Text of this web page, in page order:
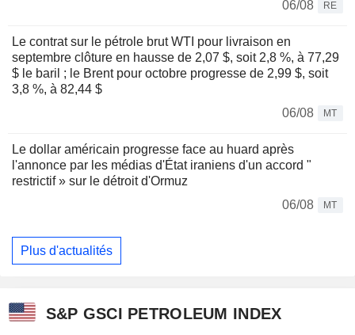
06/08
RE
Le contrat sur le pétrole brut WTI pour livraison en
septembre clôture en hausse de 2,07 $, soit 2,8 %, à 77,29
$ le baril ; le Brent pour octobre progresse de 2,99 $, soit
3,8 %, à 82,44 $
06/08
MT
Le dollar américain progresse face au huard après
l'annonce par les médias d'État iraniens d'un accord "
restrictif » sur le détroit d'Ormuz
06/08
MT
Plus d'actualités
S&P GSCI PETROLEUM INDEX